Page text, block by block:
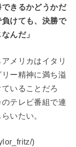
きるかどうかだ
けても、決勝で
んだ」
メリカはイタリ
ー精神に満ち溢
いることだろ
テレビ番組で連
いたい。
)